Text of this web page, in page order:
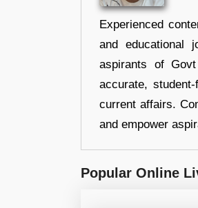
Experienced
and educational
aspirants of
accurate,
current affairs.
and empower
Popular Online